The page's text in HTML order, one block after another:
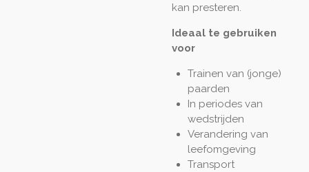
kan presteren.
Ideaal te gebruiken
voor
Trainen van (jonge)
paarden
In periodes van
wedstrijden
Verandering van
leefomgeving
Transport